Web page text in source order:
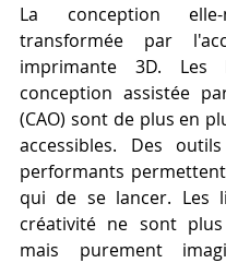
La conception
transformée par
imprimante 3D. Les
conception assistée
(CAO) sont de plus en
accessibles. Des
performants
qui de se lancer. Les
créativité ne sont plus
mais purement